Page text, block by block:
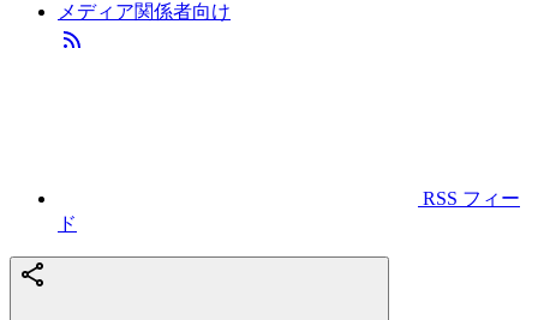
メディア関係者向け
RSS フィー
ド